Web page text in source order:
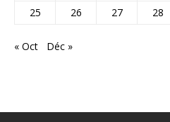
25
26 27 28
« Oct Déc »